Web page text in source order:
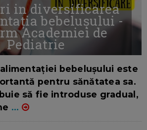
in diversificarea
bebelușului -
Academiei de
Pediatrie
bebelușului este
pentru sănătatea sa.
să fie introduse gradual,
...